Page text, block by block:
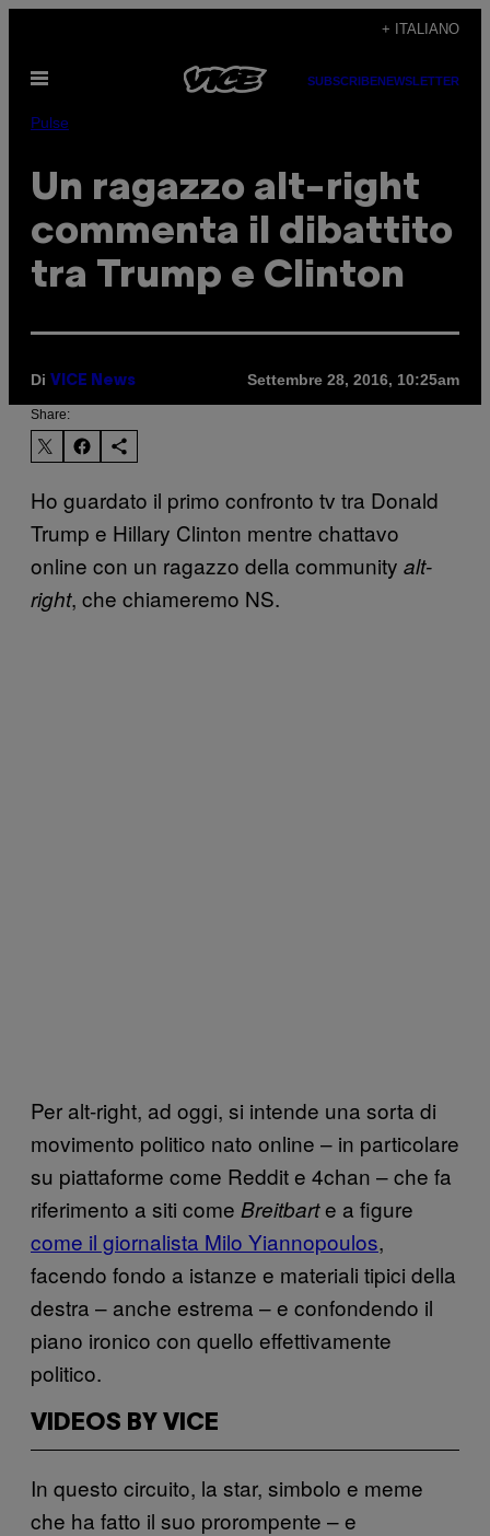
contenuto
+ ITALIANO
Apri
SUBSCRIBENEWSLETTER
Pulse
Un ragazzo alt-right
commenta il dibattito
tra Trump e Clinton
Di VICE News Settembre 28, 2016, 10:25am
Share:
Ho guardato il primo confronto tv tra Donald
Trump e Hillary Clinton mentre chattavo
online con un ragazzo della community alt-
right, che chiameremo NS.
Per alt-right, ad oggi, si intende una sorta di
movimento politico nato online – in particolare
su piattaforme come Reddit e 4chan – che fa
riferimento a siti come Breitbarte a figure
come il giornalista Milo Yiannopoulos,
facendo fondo a istanze e materiali tipici della
destra – anche estrema – e confondendo il
piano ironico con quello effettivamente
politico.
VIDEOS BY VICE
In questo circuito, la star, simbolo e meme
che ha fatto il suo prorompente – e